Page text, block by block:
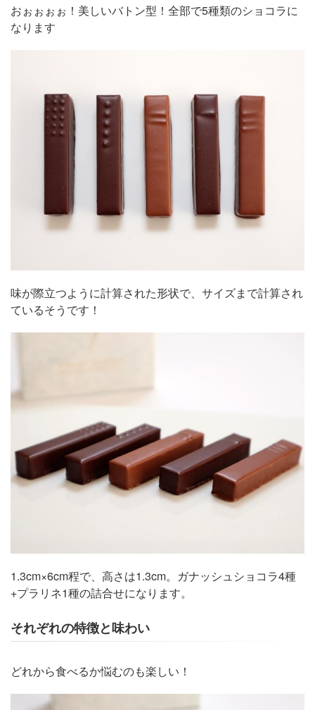
おぉぉぉぉ！美しいバトン型！全部で5種類のショコラに
なります
味が際立つように計算された形状で、サイズまで計算され
ているそうです！
1.3cm×6cm程で、高さは1.3cm。ガナッシュショコラ4種
+プラリネ1種の詰合せになります。
それぞれの特徴と味わい
どれから食べるか悩むのも楽しい！